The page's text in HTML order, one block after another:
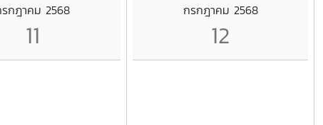
กฎาคม 2568
11
กรกฎาคม 2568
12